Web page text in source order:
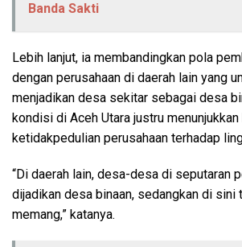
Banda Sakti
Lebih lanjut, ia membandingkan pola
dengan perusahaan di daerah lain yang
menjadikan desa sekitar sebagai desa
kondisi di Aceh Utara justru
ketidakpedulian perusahaan terhadap
“Di daerah lain, desa-desa di seputaran
dijadikan desa binaan, sedangkan di sini
memang,” katanya.